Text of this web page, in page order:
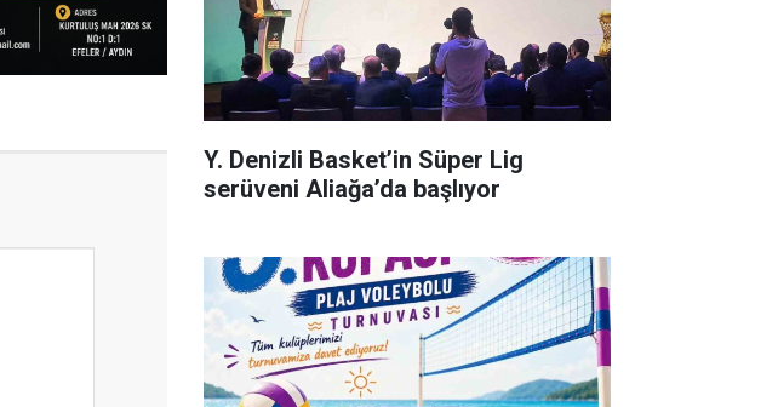
Y. Denizli Basket’in Süper Lig
serüveni Aliağa’da başlıyor